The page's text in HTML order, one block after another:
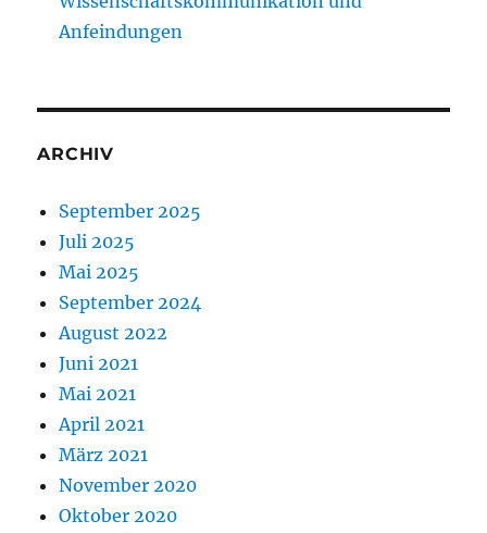
Anfeindungen
ARCHIV
September 2025
Juli 2025
Mai 2025
September 2024
August 2022
Juni 2021
Mai 2021
April 2021
März 2021
November 2020
Oktober 2020